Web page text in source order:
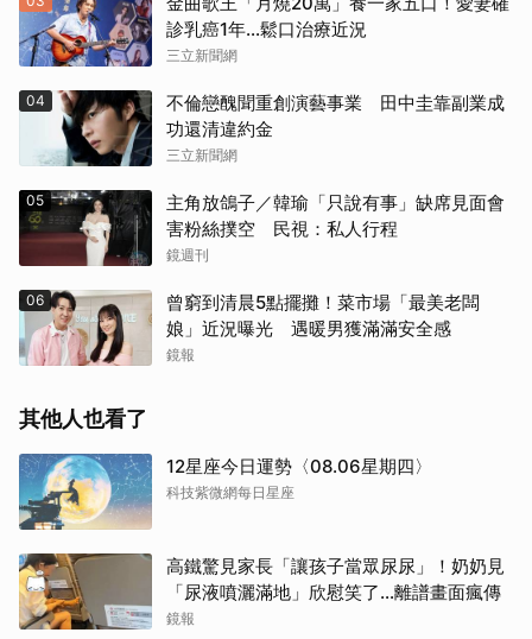
診乳癌1年…鬆口治療近況
三立新聞網
04
不倫戀醜聞重創演藝事業 田中圭靠副業成
功還清違約金
三立新聞網
05
主角放鴿子／韓瑜「只說有事」缺席見面會
害粉絲撲空 民視：私人行程
鏡週刊
06
曾窮到清晨5點擺攤！菜市場「最美老闆
娘」近況曝光 遇暖男獲滿滿安全感
鏡報
其他人也看了
12星座今日運勢〈08.06星期四〉
科技紫微網每日星座
高鐵驚見家長「讓孩子當眾尿尿」！奶奶見
「尿液噴灑滿地」欣慰笑了…離譜畫面瘋傳
鏡報